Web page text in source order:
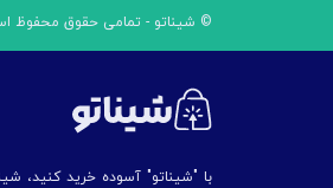
© شیناتو - تمامی حقوق محفوظ
با "شیناتو" آسوده خرید کنید،